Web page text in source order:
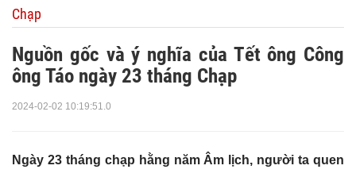
Chạp
Nguồn gốc và ý nghĩa của Tết ông Công
ông Táo ngày 23 tháng Chạp
2024-02-02 10:19:51.0
Ngày 23 tháng chạp hằng năm Âm lịch, người ta quen